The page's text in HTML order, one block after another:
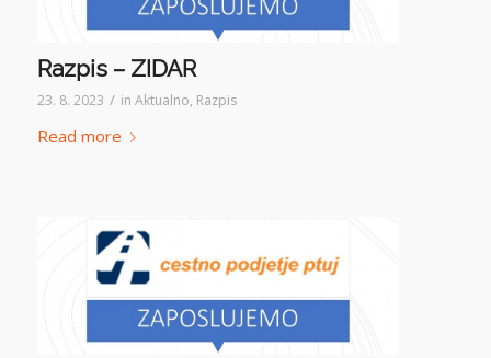
Razpis – ZIDAR
23. 8. 2023 / in Aktualno, Razpis
Read more